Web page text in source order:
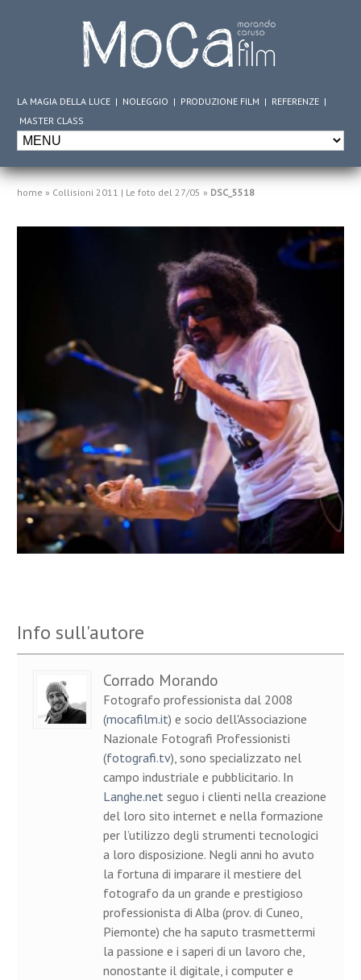
LA MAGIA DELLA LUCE | NOLEGGIO | PRODUZIONE FILM | REFERENZE |
MASTER CLASS
home » Collisioni 2011 | Le foto del 27/05 » DSC_5518
Info sull'autore
Corrado Morando
Fotografo professionista dal 2008
(mocafilm.it) e socio dell'Associazione
Nazionale Fotografi Professionisti
(fotografi.tv), sono specializzato nel
campo industriale e pubblicitario. In
Langhe.net seguo i clienti nella creazione
del loro sito internet e nella formazione
per l’utilizzo degli strumenti tecnologici
a loro disposizione. Negli anni ho avuto
la fortuna di imparare il mestiere del
fotografo da un grande e prestigioso
professionista di Alba (prov. di Cuneo,
Piemonte) che ha saputo trasmettermi
la passione e i saperi di un lavoro che,
nonostante il digitale, i computer e